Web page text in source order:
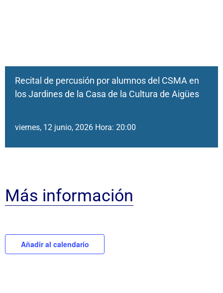
Recital de percusión por alumnos del CSMA en
los Jardines de la Casa de la Cultura de Aigües
viernes, 12 junio, 2026 Hora: 20:00
Más información
Añadir al calendario